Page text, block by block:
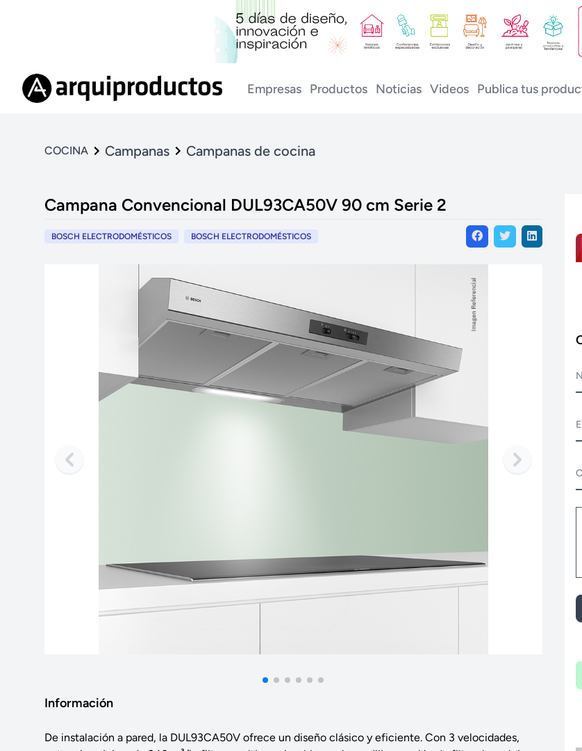
Empresas Productos Noticias Videos Publica tus
COCINA Campanas Campanas de cocina
Campana Convencional DUL93CA50V 90 cm Serie 2
BOSCH ELECTRODOMÉSTICOS BOSCH ELECTRODOMÉSTICOS
Información
De instalación a pared, la DUL93CA50V ofrece un diseño clásico y eficiente. Con 3 velocidades,